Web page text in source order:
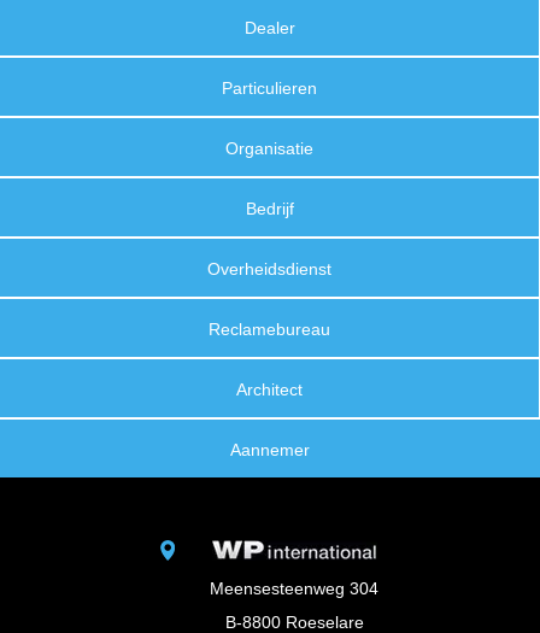
Dealer
Particulieren
Organisatie
Bedrijf
Overheidsdienst
Reclamebureau
Architect
Aannemer
Meensesteenweg 304
B-8800 Roeselare